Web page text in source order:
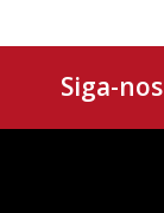
Siga-nos